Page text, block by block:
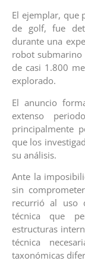
El ejemplar, que
de golf, fue
durante una
robot submarino
de casi 1.800
explorado.
El anuncio
extenso
principalmente
que los
su análisis.
Ante la
sin
recurrió al uso
técnica que
estructuras
técnica
taxonómicas